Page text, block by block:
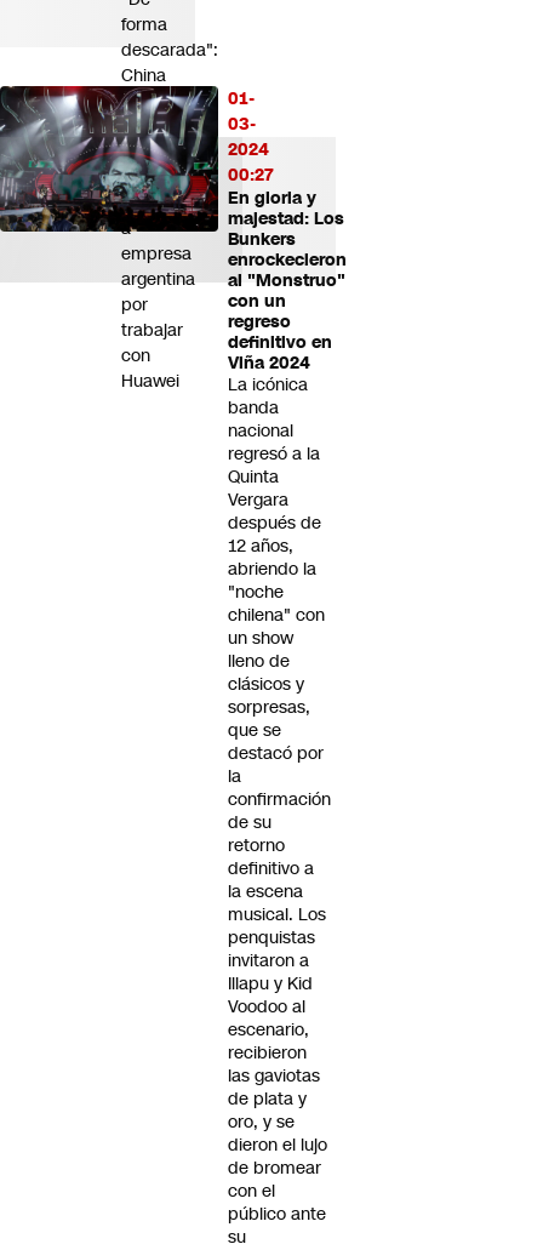
01-
03-
2024
00:27
En gloria y
majestad: Los
Bunkers
enrockecieron
al "Monstruo"
con un
regreso
definitivo en
Viña 2024
La icónica
banda
nacional
regresó a la
Quinta
Vergara
después de
12 años,
abriendo la
"noche
chilena" con
un show
lleno de
clásicos y
sorpresas,
que se
destacó por
la
confirmación
de su
retorno
definitivo a
la escena
musical. Los
penquistas
invitaron a
Illapu y Kid
Voodoo al
escenario,
recibieron
las gaviotas
de plata y
oro, y se
dieron el lujo
de bromear
con el
público ante
su
forma
descarada":
China
denuncia
amenazas
de
Estados
Unidos
a
empresa
argentina
por
trabajar
con
Huawei